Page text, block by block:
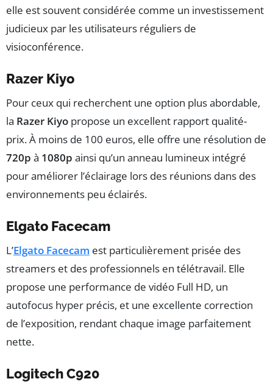
elle est souvent considérée comme un investissement
judicieux par les utilisateurs réguliers de
visioconférence.
Razer Kiyo
Pour ceux qui recherchent une option plus abordable,
la Razer Kiyo propose un excellent rapport qualité-
prix. À moins de 100 euros, elle offre une résolution de
720p à 1080p ainsi qu’un anneau lumineux intégré
pour améliorer l’éclairage lors des réunions dans des
environnements peu éclairés.
Elgato Facecam
L’Elgato Facecam est particulièrement prisée des
streamers et des professionnels en télétravail. Elle
propose une performance de vidéo Full HD, un
autofocus hyper précis, et une excellente correction
de l’exposition, rendant chaque image parfaitement
nette.
Logitech C920